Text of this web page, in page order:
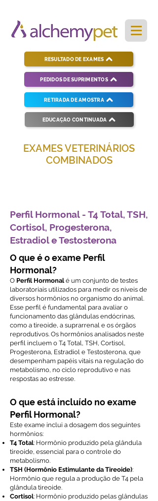
PEDIDOS DE SUPRIMENTOS
RESULTADO DE EXAMES
RETIRADA DE AMOSTRA
EDUCAÇÃO CONTINUADA
EXAMES VETERINÁRIOS
COMBINADOS
Perfil Hormonal - T4 Total, TSH,
Cortisol, Progesterona,
Estradiol e Testosterona
O que é o exame Perfil
Hormonal?
O Perfil Hormonal é um conjunto de testes
laboratoriais utilizados para medir os níveis de
diversos hormônios no organismo do animal.
Esse perfil é fundamental para avaliar o
funcionamento das glândulas endócrinas,
como a tireoide, a suprarrenal e os órgãos
reprodutivos. Os hormônios analisados neste
perfil incluem o T4 Total, TSH, Cortisol,
Progesterona, Estradiol e Testosterona, que
desempenham papéis vitais na regulação do
metabolismo, no ciclo reprodutivo e nas
respostas ao estresse.
O que está incluído no exame
Perfil Hormonal?
Este exame inclui a dosagem dos seguintes
hormônios:
T4 Total: Hormônio produzido pela glândula
tireoide, essencial para o controle do
metabolismo.
TSH (Hormônio Estimulante da Tireoide):
Hormônio que regula a produção de T4 pela
glândula tireoide.
Cortisol: Hormônio produzido pelas glândulas